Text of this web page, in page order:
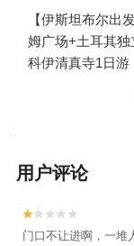
【伊斯坦布尔出
姆广场+土耳其
科伊清真寺1日游
用户评论


门口不让进啊，一堆